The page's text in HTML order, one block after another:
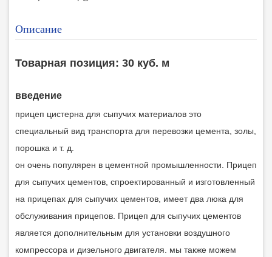
Описание
Товарная позиция: 30 куб. м
введение
прицеп цистерна для сыпучих материалов это
специальный вид транспорта для перевозки цемента, золы,
порошка и т. д.
он очень популярен в цементной промышленности. Прицеп
для сыпучих цементов, спроектированный и изготовленный
на прицепах для сыпучих цементов, имеет два люка для
обслуживания прицепов. Прицеп для сыпучих цементов
является дополнительным для установки воздушного
компрессора и дизельного двигателя. мы также можем